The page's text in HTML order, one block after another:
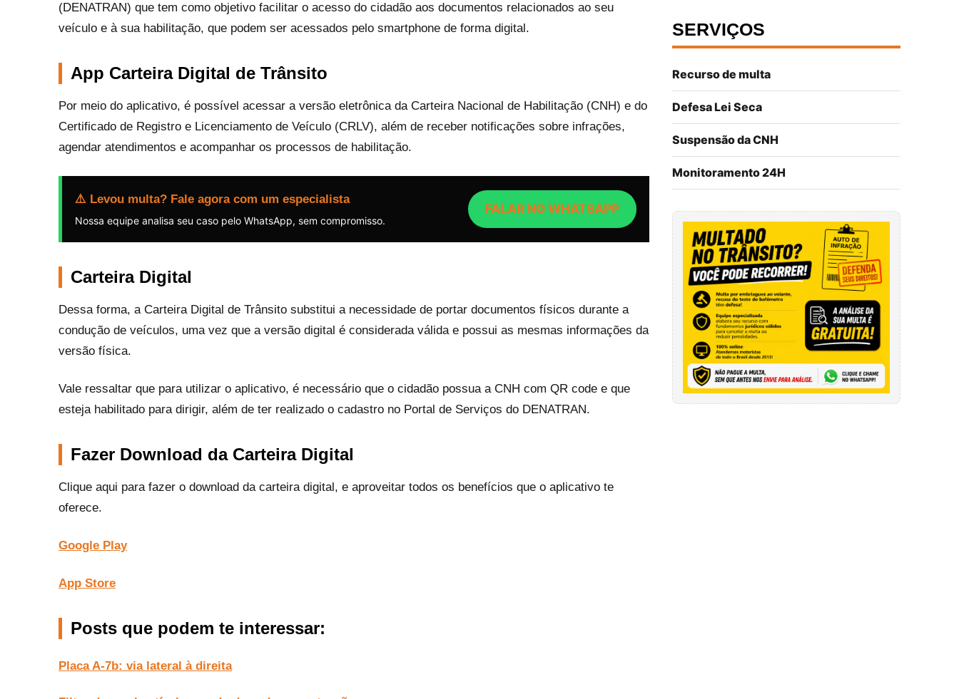
(DENATRAN) que tem como objetivo facilitar o acesso do cidadão aos documentos relacionados ao seu
veículo e à sua habilitação, que podem ser acessados pelo smartphone de forma digital.
App Carteira Digital de Trânsito
Por meio do aplicativo, é possível acessar a versão eletrônica da Carteira Nacional de Habilitação (CNH) e do
Certificado de Registro e Licenciamento de Veículo (CRLV), além de receber notificações sobre infrações,
agendar atendimentos e acompanhar os processos de habilitação.
⚠️ Levou multa? Fale agora com um especialista
Nossa equipe analisa seu caso pelo WhatsApp, sem compromisso.
FALAR NO WHATSAPP
Carteira Digital
Dessa forma, a Carteira Digital de Trânsito substitui a necessidade de portar documentos físicos durante a
condução de veículos, uma vez que a versão digital é considerada válida e possui as mesmas informações da
versão física.
Vale ressaltar que para utilizar o aplicativo, é necessário que o cidadão possua a CNH com QR code e que
esteja habilitado para dirigir, além de ter realizado o cadastro no Portal de Serviços do DENATRAN.
Fazer Download da Carteira Digital
Clique aqui para fazer o download da carteira digital, e aproveitar todos os benefícios que o aplicativo te
oferece.
Google Play
App Store
Posts que podem te interessar:
Placa A-7b: via lateral à direita
SERVIÇOS
Recurso de multa
Defesa Lei Seca
Suspensão da CNH
Monitoramento 24H